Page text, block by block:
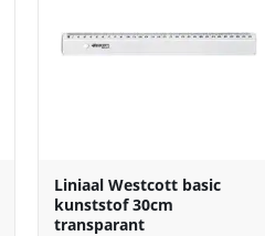
Liniaal Westcott basic
kunststof 30cm
transparant